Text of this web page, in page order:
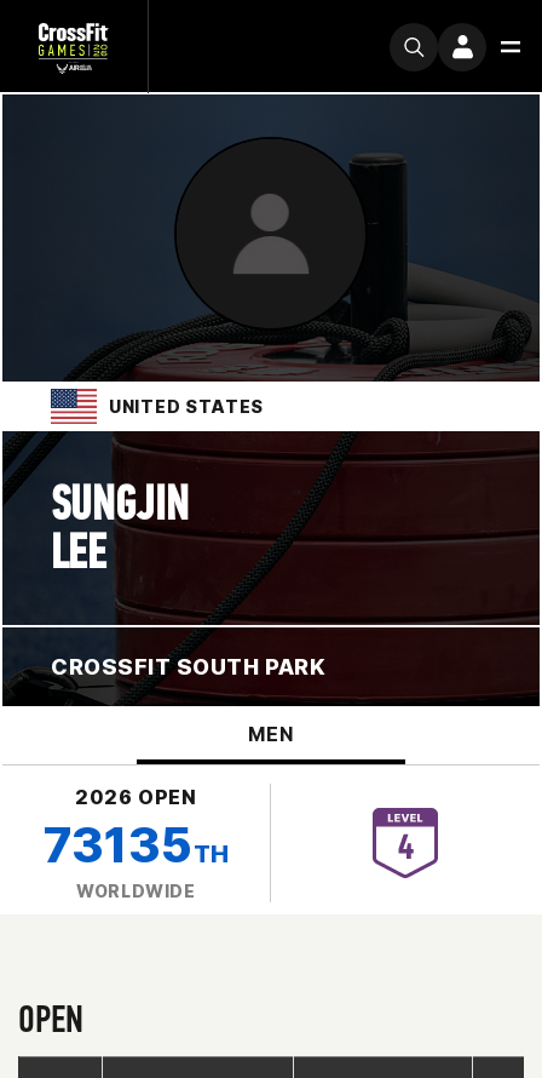
UNITED STATES
SUNGJIN
LEE
CROSSFIT SOUTH PARK
MEN
2026 OPEN
73135TH
WORLDWIDE
OPEN